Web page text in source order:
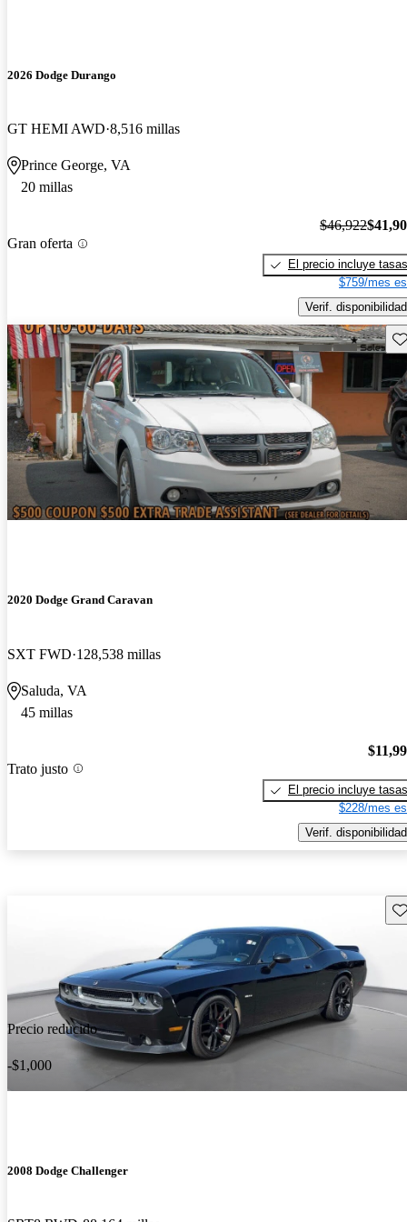
2026 Dodge Durango
GT HEMI AWD 8,516 millas
Prince George, VA
20 millas
Gran oferta
$46,922
El precio incluye tasas
$759/mes
Verif. disponibilidad
2020 Dodge Grand Caravan
SXT FWD 128,538 millas
Saluda, VA
45 millas
Trato justo
El precio incluye tasas
$228/mes
Verif. disponibilidad
Precio reducido
-$1,000
2008 Dodge Challenger